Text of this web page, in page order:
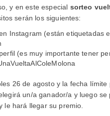
y en este especial sorteo
serán los siguientes:
Instagram (están etiquetadas
(es muy importante tener
26 de agosto y la fecha
un/a ganador/a y luego
le hará llegar su premio.